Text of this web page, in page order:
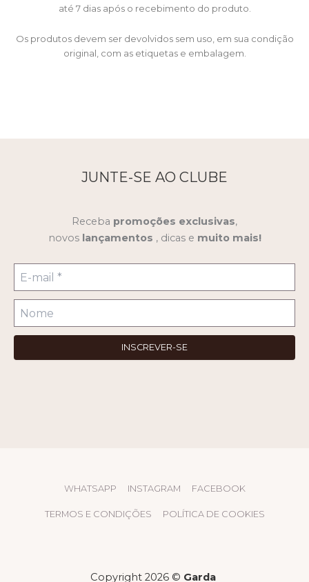
até 7 dias após o recebimento do produto.
Os produtos devem ser devolvidos sem uso, em sua condição
original, com as etiquetas e embalagem.
JUNTE-SE AO CLUBE
Receba promoções exclusivas,
novos lançamentos , dicas e muito mais!
WHATSAPP INSTAGRAM FACEBOOK
TERMOS E CONDIÇÕES POLÍTICA DE COOKIES
Copyright 2026 © Garda